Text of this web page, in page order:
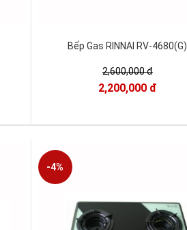
Bếp Gas RINNAI RV-4680(G)
2,600,000 đ
2,200,000 đ
-4%